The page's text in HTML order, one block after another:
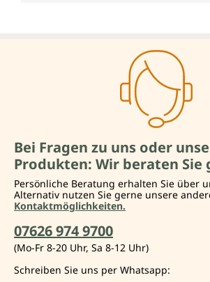
Bei Fragen zu uns oder
Produkten: Wir beraten Sie
Persönliche Beratung erhalten Sie über
Alternativ nutzen Sie gerne unsere
Kontaktmöglichkeiten.
07626 974 9700
(Mo-Fr 8-20 Uhr, Sa 8-12 Uhr)
Schreiben Sie uns per Whatsapp: